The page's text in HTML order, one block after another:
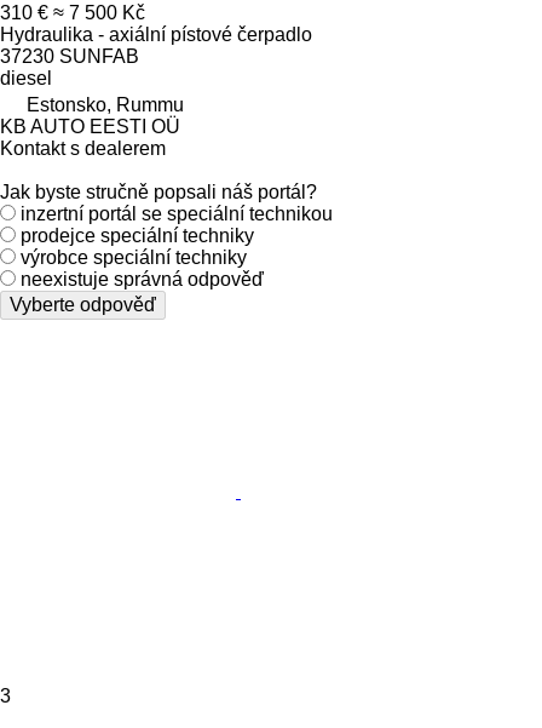
310 € ≈ 7 500 Kč
Hydraulika - axiální pístové čerpadlo
37230 SUNFAB
diesel
Estonsko, Rummu
KB AUTO EESTI OÜ
Kontakt s dealerem
Jak byste stručně popsali náš portál?
inzertní portál se speciální technikou
prodejce speciální techniky
výrobce speciální techniky
neexistuje správná odpověď
Vyberte odpověď
3